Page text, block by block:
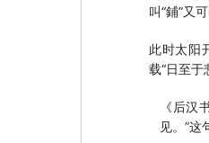
叫“鋪”又
此时太阳
载“日至于
《后汉
见。”这